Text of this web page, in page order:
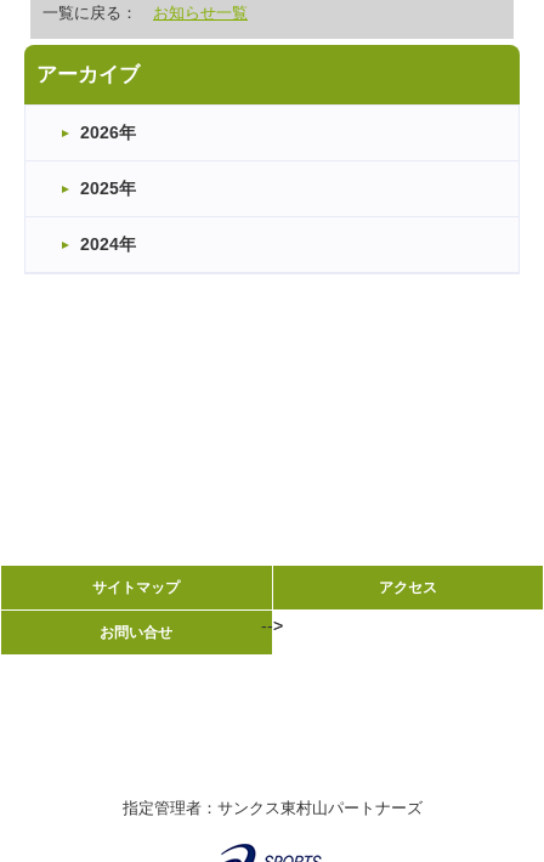
一覧に戻る： お知らせ一覧
アーカイブ
2026年
2025年
2024年
サイトマップ アクセス
お問い合せ -->
サイトマップ アクセス
お問い合せ -->
指定管理者：サンクス東村山パートナーズ